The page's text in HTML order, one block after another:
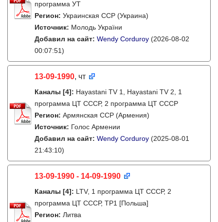
программа УТ
Регион: Украинская ССР (Украина)
Источник: Молодь України
Добавил на сайт: Wendy Corduroy (2026-08-02
00:07:51)
13-09-1990, чт
Каналы [4]: Hayastani TV 1, Hayastani TV 2, 1
программа ЦТ СССР, 2 программа ЦТ СССР
Регион: Армянская ССР (Армения)
Источник: Голос Армении
Добавил на сайт: Wendy Corduroy (2025-08-01
21:43:10)
13-09-1990 - 14-09-1990
Каналы [4]: LTV, 1 программа ЦТ СССР, 2
программа ЦТ СССР, TP1 [Польша]
Регион: Литва